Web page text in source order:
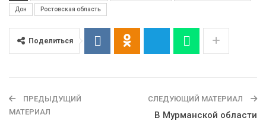
Дон Ростовская область
Поделиться
ПРЕДЫДУЩИЙ
МАТЕРИАЛ
СЛЕДУЮЩИЙ МАТЕРИАЛ
В Мурманской области